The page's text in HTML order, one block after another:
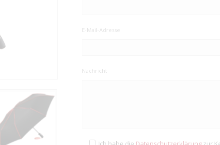
E-Mail-Adresse
Nachricht